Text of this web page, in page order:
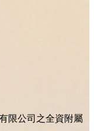
限公司之全資附屬